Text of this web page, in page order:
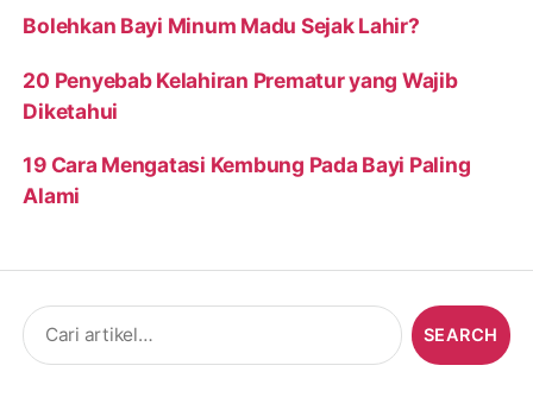
Bolehkan Bayi Minum Madu Sejak Lahir?
20 Penyebab Kelahiran Prematur yang Wajib
Diketahui
19 Cara Mengatasi Kembung Pada Bayi Paling
Alami
Search
for: